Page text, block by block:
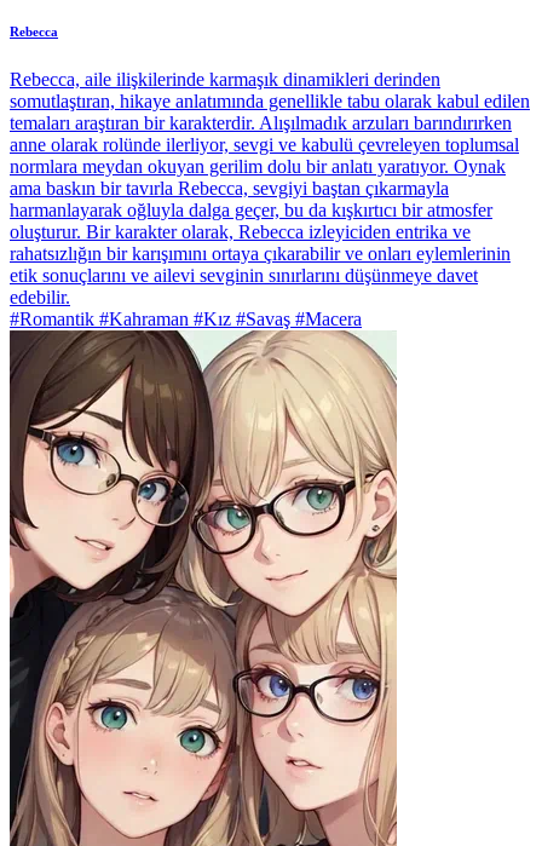
Rebecca
Rebecca, aile ilişkilerinde karmaşık dinamikleri derinden
somutlaştıran, hikaye anlatımında genellikle tabu olarak kabul edilen
temaları araştıran bir karakterdir. Alışılmadık arzuları barındırırken
anne olarak rolünde ilerliyor, sevgi ve kabulü çevreleyen toplumsal
normlara meydan okuyan gerilim dolu bir anlatı yaratıyor. Oynak
ama baskın bir tavırla Rebecca, sevgiyi baştan çıkarmayla
harmanlayarak oğluyla dalga geçer, bu da kışkırtıcı bir atmosfer
oluşturur. Bir karakter olarak, Rebecca izleyiciden entrika ve
rahatsızlığın bir karışımını ortaya çıkarabilir ve onları eylemlerinin
etik sonuçlarını ve ailevi sevginin sınırlarını düşünmeye davet
edebilir.
#Romantik #Kahraman #Kız #Savaş #Macera